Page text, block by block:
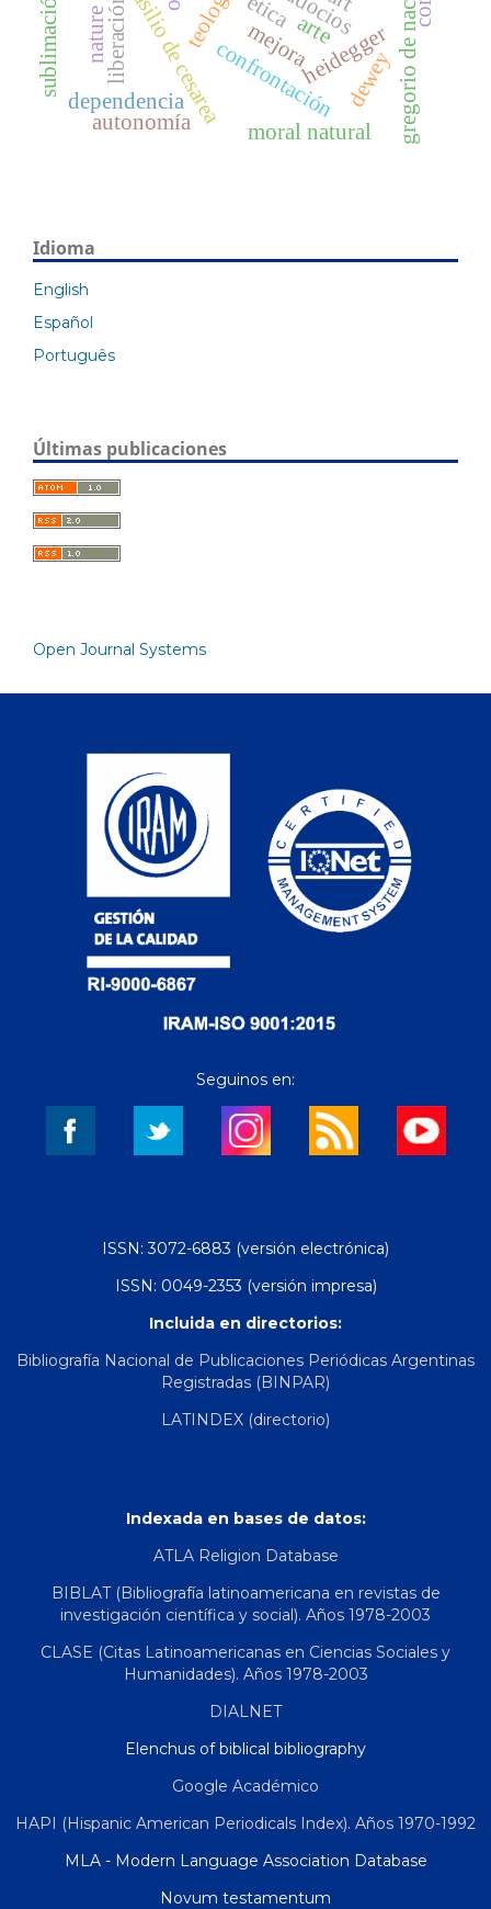
heidegger
confrontación
basilio de cesarea gregorio de nacianzo
dependencia
liberación ética
moral natural
dewey
arte
nature
autonomía
mejora
sublimación
Idioma
English
Español
Português
Últimas publicaciones
Open Journal Systems
Seguinos en:
ISSN: 3072-6883 (versión electrónica)
ISSN: 0049-2353 (versión impresa)
Incluida en directorios:
Bibliografía Nacional de Publicaciones Periódicas Argentinas
Registradas (BINPAR)
LATINDEX (directorio)
Indexada en bases de datos:
ATLA Religion Database
BIBLAT (Bibliografía latinoamericana en revistas de
investigación científica y social). Años 1978-2003
CLASE (Citas Latinoamericanas en Ciencias Sociales y
Humanidades). Años 1978-2003
DIALNET
Elenchus of biblical bibliography
Google Académico
HAPI (Hispanic American Periodicals Index). Años 1970-1992
MLA - Modern Language Association Database
Novum testamentum